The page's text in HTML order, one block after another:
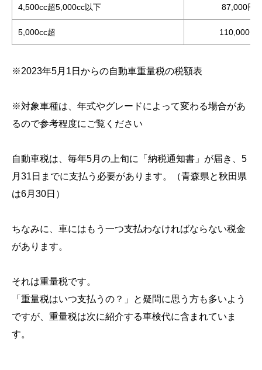
4,500cc超5,000cc以下 87,000円
5,000cc超 110,000円
※2023年5月1日からの自動車重量税の税額表
※対象車種は、年式やグレードによって変わる場合があ
るので参考程度にご覧ください
自動車税は、毎年5月の上旬に「納税通知書」が届き、5
月31日までに支払う必要があります。（青森県と秋田県
は6月30日）
ちなみに、車にはもう一つ支払わなければならない税金
があります。
それは重量税です。
「重量税はいつ支払うの？」と疑問に思う方も多いよう
ですが、重量税は次に紹介する車検代に含まれていま
す。